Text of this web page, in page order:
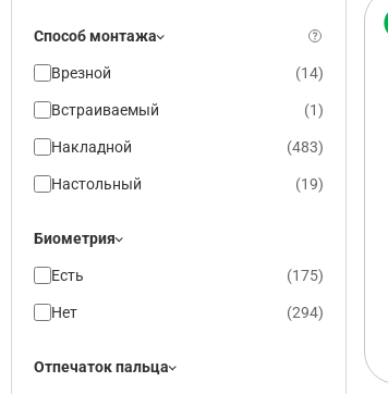
Способ монтажа
Врезной (14)
Встраиваемый (1)
Накладной (483)
Настольный (19)
Биометрия
Есть (175)
Нет (294)
Отпечаток пальца